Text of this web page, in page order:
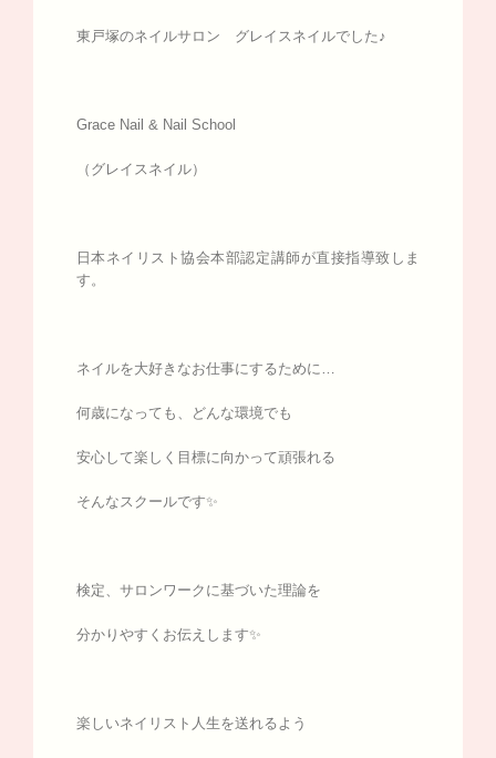
東戸塚のネイルサロン グレイスネイルでした♪
Grace Nail & Nail School
（グレイスネイル）
日本ネイリスト協会本部認定講師が直接指導致しま
す。
ネイルを大好きなお仕事にするために…
何歳になっても、どんな環境でも
安心して楽しく目標に向かって頑張れる
そんなスクールです✨
検定、サロンワークに基づいた理論を
分かりやすくお伝えします✨
楽しいネイリスト人生を送れるよう